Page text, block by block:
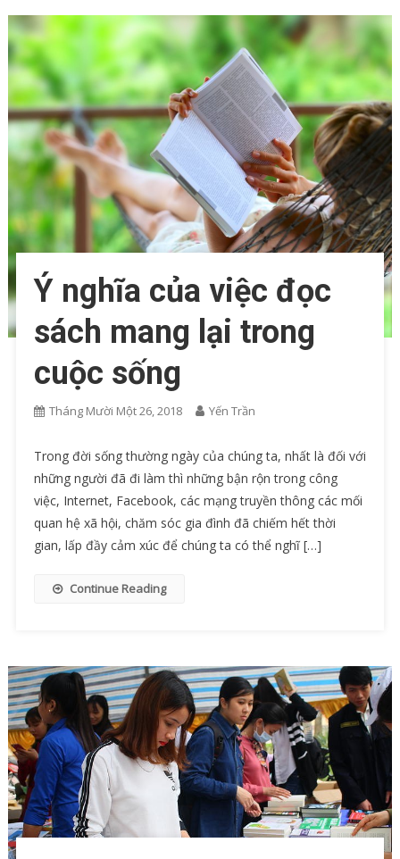
Ý nghĩa của việc đọc
sách mang lại trong
cuộc sống
Tháng Mười Một 26, 2018 Yến Trần
Trong đời sống thường ngày của chúng ta, nhất là đối với
những người đã đi làm thì những bận rộn trong công
việc, Internet, Facebook, các mạng truyền thông các mối
quan hệ xã hội, chăm sóc gia đình đã chiếm hết thời
gian, lấp đầy cảm xúc để chúng ta có thể nghĩ […]
Continue Reading